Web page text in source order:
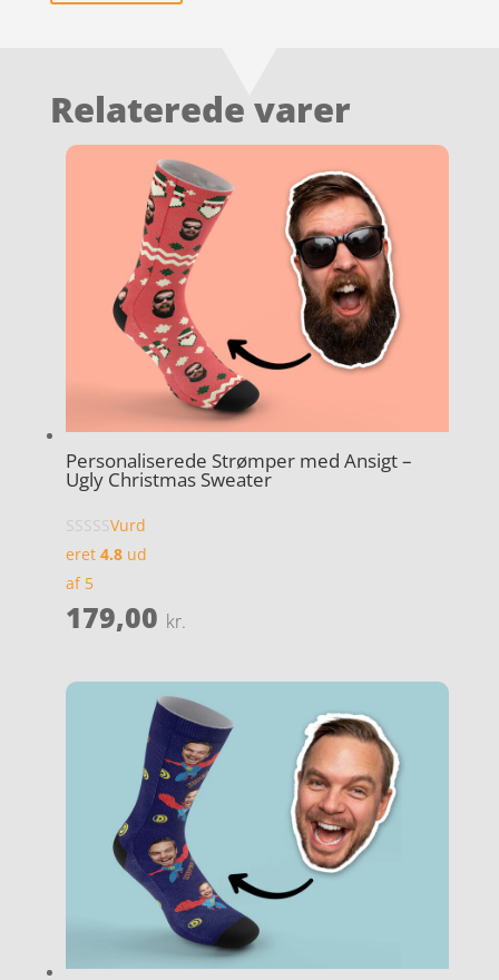
Relaterede varer
Personaliserede Strømper med Ansigt –
Ugly Christmas Sweater
Vurd
eret 4.8ud
af 5
179,00 kr.